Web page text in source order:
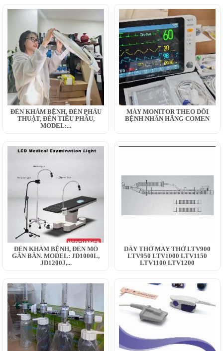
ĐÈN KHÁM BỆNH, ĐÈN PHẪU
THUẬT, ĐÈN TIỂU PHẪU,
MODEL:...
MÁY MONITOR THEO DÕI
BỆNH NHÂN HÃNG COMEN
ĐÈN KHÁM BỆNH, ĐÈN MỔ
GẮN BÀN. MODEL: JD1000L,
JD1200J,...
DÂY THỞ MÁY THỞ LTV900
LTV950 LTV1000 LTV1150
LTV1100 LTV1200